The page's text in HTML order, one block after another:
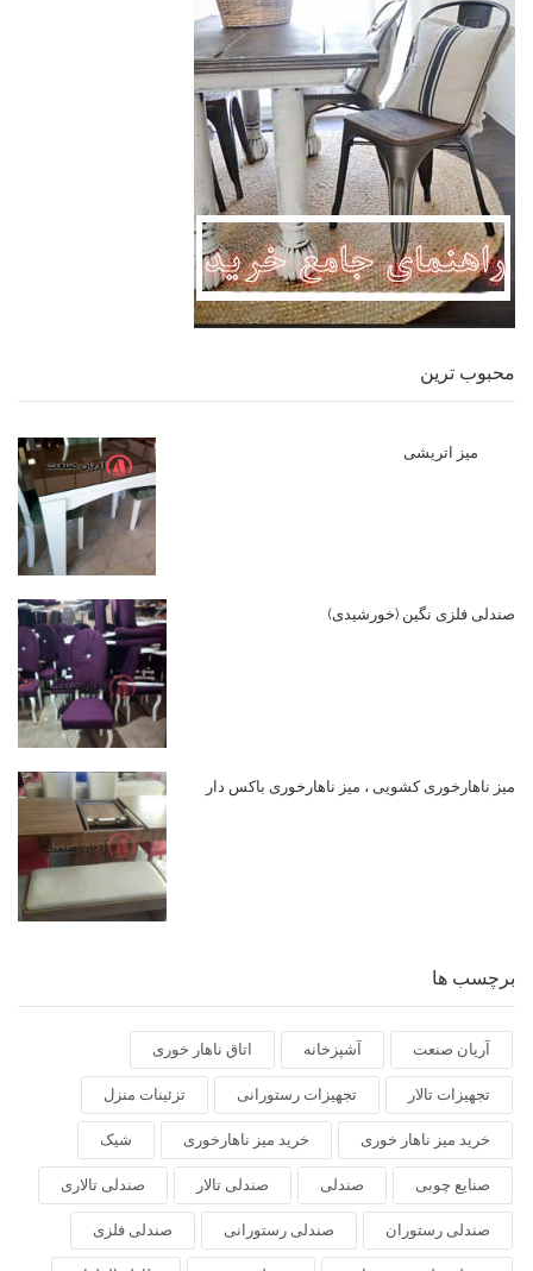
محبوب ترین
میز اتریشی
صندلی فلزی نگین (خورشیدی)
میز ناهارخوری کشویی ، میز ناهارخوری باکس دار
برچسب ها
آریان صنعت آشپزخانه اتاق ناهار خوری
تجهیزات تالار تجهیزات رستورانی تزئینات منزل
خرید میز ناهار خوری خرید میز ناهارخوری شیک
صنایع چوبی صندلی صندلی تالار صندلی تالاری
صندلی رستوران صندلی رستورانی صندلی فلزی